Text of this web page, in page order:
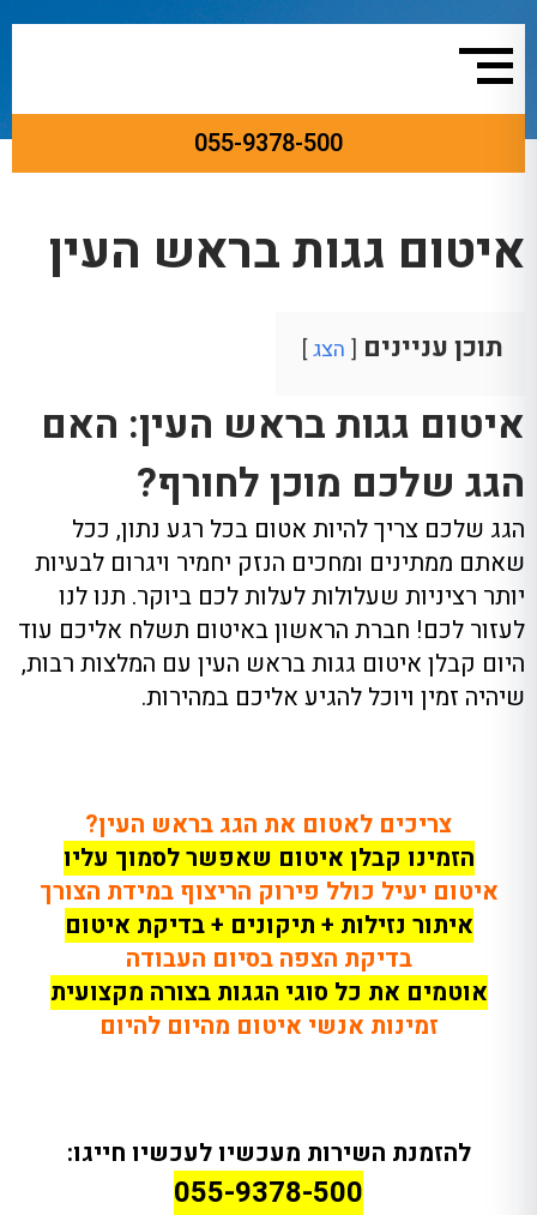
055-9378-500איטום גגות»איטום גגות בראש העין
איטום גגות בראש העין
תוכן עניינים הצג
איטום גגות בראש העין: האם
הגג שלכם מוכן לחורף?
הגג שלכם צריך להיות אטום בכל רגע נתון, ככל
שאתם ממתינים ומחכים הנזק יחמיר ויגרום לבעיות
יותר רציניות שעלולות לעלות לכם ביוקר. תנו לנו
לעזור לכם! חברת הראשון באיטום תשלח אליכם עוד
היום קבלן איטום גגות בראש העין עם המלצות רבות,
שיהיה זמין ויוכל להגיע אליכם במהירות.
צריכים לאטום את הגג בראש העין?
הזמינו קבלן איטום שאפשר לסמוך עליו
איטום יעיל כולל פירוק הריצוף במידת הצורך
איתור נזילות + תיקונים + בדיקת איטום
בדיקת הצפה בסיום העבודה
אוטמים את כל סוגי הגגות בצורה מקצועית
זמינות אנשי איטום מהיום להיום
להזמנת השירות מעכשיו לעכשיו חייגו:
055-9378-500